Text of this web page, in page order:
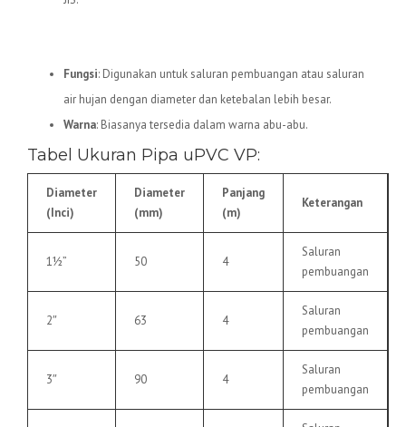
Fungsi: Digunakan untuk saluran pembuangan atau saluran
air hujan dengan diameter dan ketebalan lebih besar.
Warna: Biasanya tersedia dalam warna abu-abu.
Tabel Ukuran Pipa uPVC VP:
Diameter
(Inci)
Diameter
(mm)
Panjang
(m)
Keterangan
1½” 50 4
Saluran
pembuangan
2″ 63 4
Saluran
pembuangan
3″ 90 4
Saluran
pembuangan